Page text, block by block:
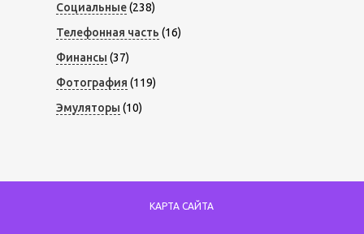
Социальные(238)
Телефонная часть (16)
Финансы (37)
Фотография (119)
Эмуляторы (10)
КАРТА САЙТА